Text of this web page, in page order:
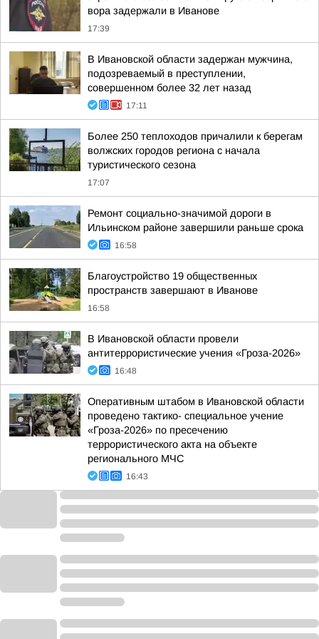
вора задержали в Иванове
17:39
В Ивановской области задержан мужчина,
подозреваемый в преступлении,
совершенном более 32 лет назад
17:11
Более 250 теплоходов причалили к берегам
волжских городов региона с начала
туристического сезона
17:07
Ремонт социально-значимой дороги в
Ильинском районе завершили раньше срока
16:58
Благоустройство 19 общественных
пространств завершают в Иванове
16:58
В Ивановской области провели
антитеррористические учения «Гроза-2026»
16:48
Оперативным штабом в Ивановской области
проведено тактико- специальное учение
«Гроза-2026» по пресечению
террористического акта на объекте
регионального МЧС
16:43